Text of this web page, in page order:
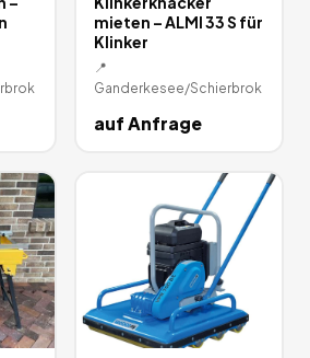
mieten – ALMI 33 S für
Klinker
📍
Ganderkesee/Schierbrok
auf Anfrage